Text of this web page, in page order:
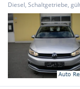
Diesel, Schaltgetriebe,